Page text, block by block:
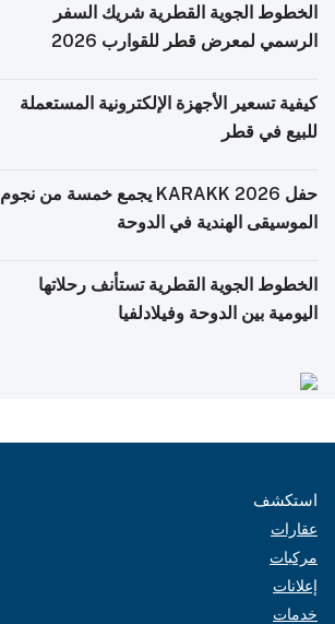
الخطوط الجوية القطرية شريك السفر
الرسمي لمعرض قطر للقوارب 2026
كيفية تسعير الأجهزة الإلكترونية المستعملة
للبيع في قطر
حفل KARAKK 2026 يجمع خمسة من نجوم
الموسيقى الهندية في الدوحة
الخطوط الجوية القطرية تستأنف رحلاتها
اليومية بين الدوحة وفيلادلفيا
استكشف
عقارات
مركبات
إعلانات
خدمات